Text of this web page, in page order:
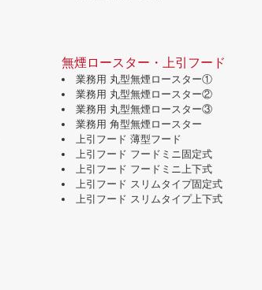
無煙ロースター・上引フード
業務用 丸型無煙ロースター①
業務用 丸型無煙ロースター②
業務用 丸型無煙ロースター③
業務用 角型無煙ロースター
上引フード 薄型フード
上引フード フードミニ固定式
上引フード フードミニ上下式
上引フード スリムタイプ固定式
上引フード スリムタイプ上下式